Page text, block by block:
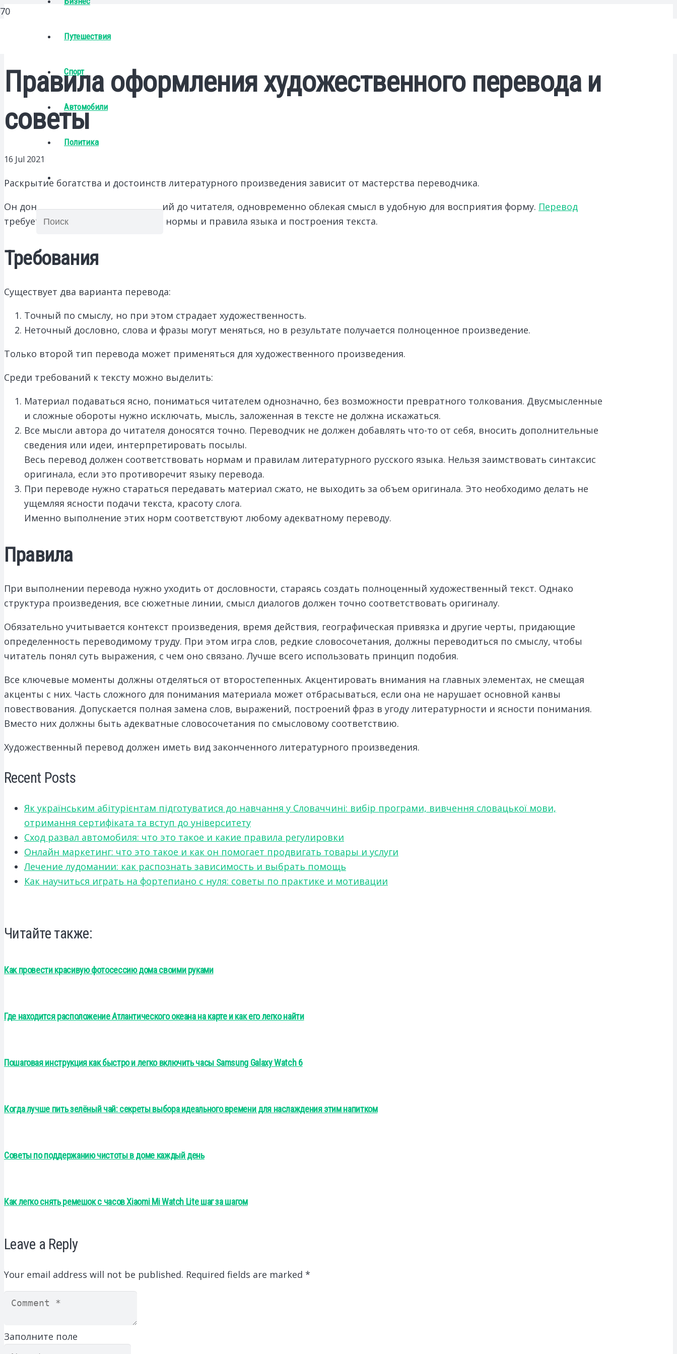
Путешествия
Спорт
Автомобили
Политика
Правила оформления художественного перевода и
советы
16 Jul 2021
Раскрытие богатства и достоинств литературного произведения зависит от мастерства переводчика.
Он доносит точность высказываний до читателя, одновременно облекая смысл в удобную для восприятия форму. Перевод
требует соблюдать определенные нормы и правила языка и построения текста.
Требования
Существует два варианта перевода:
Точный по смыслу, но при этом страдает художественность.
Неточный дословно, слова и фразы могут меняться, но в результате получается полноценное произведение.
Только второй тип перевода может применяться для художественного произведения.
Среди требований к тексту можно выделить:
Материал подаваться ясно, пониматься читателем однозначно, без возможности превратного толкования. Двусмысленные
и сложные обороты нужно исключать, мысль, заложенная в тексте не должна искажаться.
Все мысли автора до читателя доносятся точно. Переводчик не должен добавлять что-то от себя, вносить дополнительные
сведения или идеи, интерпретировать посылы.
Весь перевод должен соответствовать нормам и правилам литературного русского языка. Нельзя заимствовать синтаксис
оригинала, если это противоречит языку перевода.
При переводе нужно стараться передавать материал сжато, не выходить за объем оригинала. Это необходимо делать не
ущемляя ясности подачи текста, красоту слога.
Именно выполнение этих норм соответствуют любому адекватному переводу.
Правила
При выполнении перевода нужно уходить от дословности, стараясь создать полноценный художественный текст. Однако
структура произведения, все сюжетные линии, смысл диалогов должен точно соответствовать оригиналу.
Обязательно учитывается контекст произведения, время действия, географическая привязка и другие черты, придающие
определенность переводимому труду. При этом игра слов, редкие словосочетания, должны переводиться по смыслу, чтобы
читатель понял суть выражения, с чем оно связано. Лучше всего использовать принцип подобия.
Все ключевые моменты должны отделяться от второстепенных. Акцентировать внимания на главных элементах, не смещая
акценты с них. Часть сложного для понимания материала может отбрасываться, если она не нарушает основной канвы
повествования. Допускается полная замена слов, выражений, построений фраз в угоду литературности и ясности понимания.
Вместо них должны быть адекватные словосочетания по смысловому соответствию.
Художественный перевод должен иметь вид законченного литературного произведения.
Recent Posts
Як українським абітурієнтам підготуватися до навчання у Словаччині: вибір програми, вивчення словацької мови,
отримання сертифіката та вступ до університету
Сход развал автомобиля: что это такое и какие правила регулировки
Онлайн маркетинг: что это такое и как он помогает продвигать товары и услуги
Лечение лудомании: как распознать зависимость и выбрать помощь
Как научиться играть на фортепиано с нуля: советы по практике и мотивации
Читайте также:
Как провести красивую фотосессию дома своими руками
Где находится расположение Атлантического океана на карте и как его легко найти
Пошаговая инструкция как быстро и легко включить часы Samsung Galaxy Watch 6
Когда лучше пить зелёный чай: секреты выбора идеального времени для наслаждения этим напитком
Советы по поддержанию чистоты в доме каждый день
Как легко снять ремешок с часов Xiaomi Mi Watch Lite шаг за шагом
Leave a Reply
Your email address will not be published. Required fields are marked *
Заполните поле